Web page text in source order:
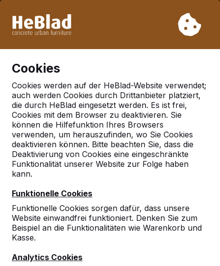
Woche 33 nicht. Bitte berücksichtigen Sie daher längere
Cookies
Cookies werden auf der HeBlad-Website verwendet;
auch werden Cookies durch Drittanbieter platziert,
die durch HeBlad eingesetzt werden. Es ist frei,
Cookies mit dem Browser zu deaktivieren. Sie
können die Hilfefunktion Ihres Browsers
verwenden, um herauszufinden, wo Sie Cookies
deaktivieren können. Bitte beachten Sie, dass die
Deaktivierung von Cookies eine eingeschränkte
Funktionalität unserer Website zur Folge haben
kann.
Funktionelle Cookies
Funktionelle Cookies sorgen dafür, dass unsere
Website einwandfrei funktioniert. Denken Sie zum
Beispiel an die Funktionalitäten wie Warenkorb und
Kasse.
Analytics Cookies
Deutschland
Referenties in:
Hennigsdorf
Geen reviews gevonden voor deze